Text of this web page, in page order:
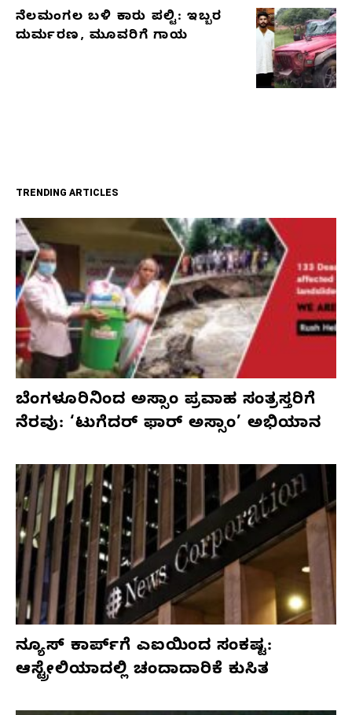
ನೆಲಮಂಗಲ ಬಳಿ ಕಾರು ಪಲ್ಟಿ: ಇಬ್ಬರ
ದುರ್ಮರಣ, ಮೂವರಿಗೆ ಗಾಯ
TRENDING ARTICLES
ಬೆಂಗಳೂರಿನಿಂದ ಅಸ್ಸಾಂ ಪ್ರವಾಹ ಸಂತ್ರಸ್ತರಿಗೆ
ನೆರವು: ‘ಟುಗೆದರ್ ಫಾರ್ ಅಸ್ಸಾಂ’ ಅಭಿಯಾನ
ನ್ಯೂಸ್ ಕಾರ್ಪ್‌ಗೆ ಎಐಯಿಂದ ಸಂಕಷ್ಟ:
ಆಸ್ಟ್ರೇಲಿಯಾದಲ್ಲಿ ಚಂದಾದಾರಿಕೆ ಕುಸಿತ